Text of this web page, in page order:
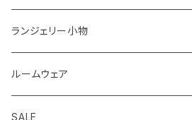
2,000円以下ブラジャー＆ショーツセット
華奢Tブラジャー＆ショーツセット
脇高ブラジャー＆ショーツセット
着瘦せブラ
ノーマル
ひもショーツ
Tショーツ
ランジェリー小物
ルームウェア
SALE